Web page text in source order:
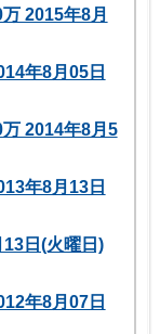
2015年8月
年8月05日
2014年8月5
年8月13日
日(火曜日)
年8月07日